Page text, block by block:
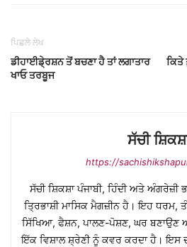
ਪਿਛਲੇ ਲੇਖ
ਡੀਹਾਈਡੇ੍ਰਸ਼ਨ ਤੋਂ ਬਚਣਾ ਹੈ ਤਾਂ ਲਗਾਤਾਰ
ਖਾਓ ਤਰਬੂਜ
ਕਿਤੇ
ਸੱਚੀ
https://
ਸੱਚੀ ਸ਼ਿਕਸ਼ਾ ਪੰਜਾਬੀ, ਹਿੰਦੀ ਅਤੇ ਅੰਗਰੇਜ਼ੀ
ਤ੍ਰਿਭਾਸ਼ੀ ਮਾਸਿਕ ਮੈਗਜ਼ੀਨ ਹੈ। ਇਹ ਧਰਮ,
ਸਿੱਖਿਆ, ਫੈਸ਼ਨ, ਪਾਲਣ-ਪੋਸ਼ਣ, ਘਰ ਬਣਾਉਣ
ਇੱਕ ਵਿਸ਼ਾਲ ਸ਼੍ਰੇਣੀ ਨੂੰ ਕਵਰ ਕਰਦਾ ਹੈ। ਇਸ